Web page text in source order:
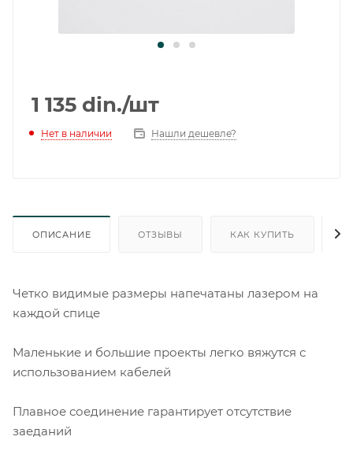
1 135 din./шт
Нет в наличии Нашли дешевле?
ОПИСАНИЕ ОТЗЫВЫ КАК КУПИТЬ
Четко видимые размеры напечатаны лазером на
каждой спице
Маленькие и большие проекты легко вяжутся с
использованием кабелей
Плавное соединение гарантирует отсутствие
заеданий